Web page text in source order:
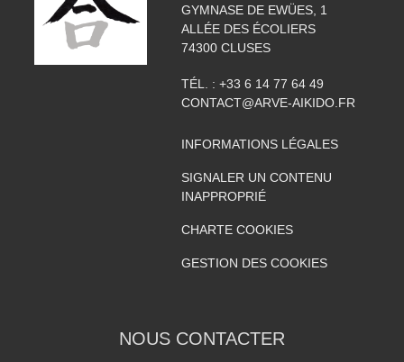
GYMNASE DE EWÜES, 1
ALLÉE DES ÉCOLIERS
74300 CLUSES
TÉL. : +33 6 14 77 64 49
CONTACT@ARVE-AIKIDO.FR
INFORMATIONS LÉGALES
SIGNALER UN CONTENU
INAPPROPRIÉ
CHARTE COOKIES
GESTION DES COOKIES
NOUS CONTACTER